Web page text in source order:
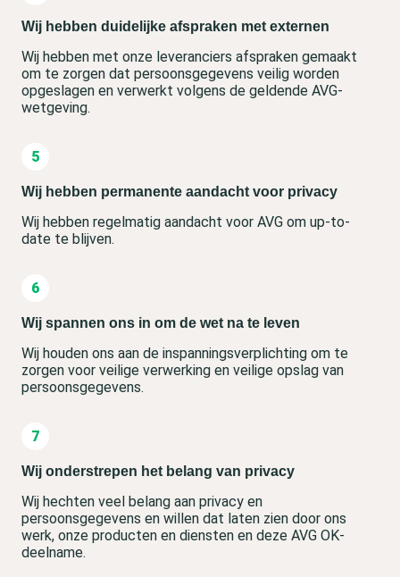
Wij hebben duidelijke afspraken met externen
Wij hebben met onze leveranciers afspraken gemaakt
om te zorgen dat persoonsgegevens veilig worden
opgeslagen en verwerkt volgens de geldende AVG-
wetgeving.
Wij hebben permanente aandacht voor privacy
Wij hebben regelmatig aandacht voor AVG om up-to-
date te blijven.
Wij spannen ons in om de wet na te leven
Wij houden ons aan de inspanningsverplichting om te
zorgen voor veilige verwerking en veilige opslag van
persoonsgegevens.
Wij onderstrepen het belang van privacy
Wij hechten veel belang aan privacy en
persoonsgegevens en willen dat laten zien door ons
werk, onze producten en diensten en deze AVG OK-
deelname.